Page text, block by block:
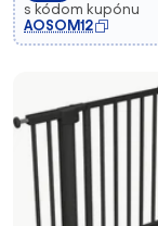
automatické
bie
s kódom kupónu
AOSOM12